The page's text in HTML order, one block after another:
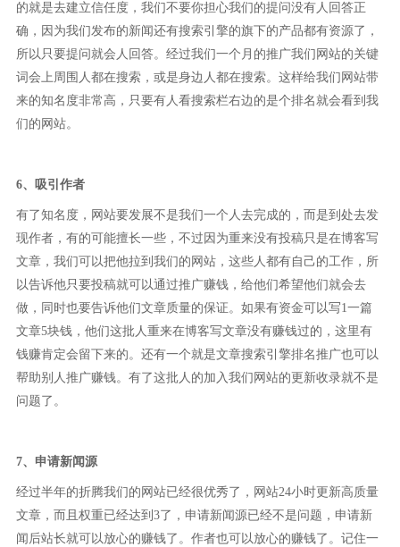
的就是去建立信任度，我们不要你担心我们的提问没有人回答正
确，因为我们发布的新闻还有搜索引擎的旗下的产品都有资源了，
所以只要提问就会人回答。经过我们一个月的推广我们网站的关键
词会上周围人都在搜索，或是身边人都在搜索。这样给我们网站带
来的知名度非常高，只要有人看搜索栏右边的是个排名就会看到我
们的网站。
6、吸引作者
有了知名度，网站要发展不是我们一个人去完成的，而是到处去发
现作者，有的可能擅长一些，不过因为重来没有投稿只是在博客写
文章，我们可以把他拉到我们的网站，这些人都有自己的工作，所
以告诉他只要投稿就可以通过推广赚钱，给他们希望他们就会去
做，同时也要告诉他们文章质量的保证。如果有资金可以写1一篇
文章5块钱，他们这批人重来在博客写文章没有赚钱过的，这里有
钱赚肯定会留下来的。还有一个就是文章搜索引擎排名推广也可以
帮助别人推广赚钱。有了这批人的加入我们网站的更新收录就不是
问题了。
7、申请新闻源
经过半年的折腾我们的网站已经很优秀了，网站24小时更新高质量
文章，而且权重已经达到3了，申请新闻源已经不是问题，申请新
闻后站长就可以放心的赚钱了。作者也可以放心的赚钱了。记住一